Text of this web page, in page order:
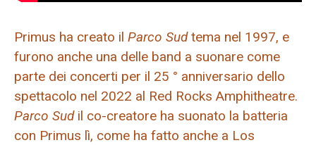
Primus ha creato il Parco Sudtema nel 1997, e
furono anche una delle band a suonare come
parte dei concerti per il 25 ° anniversario dello
spettacolo nel 2022 al Red Rocks Amphitheatre.
Parco Sud il co-creatore ha suonato la batteria
con Primus lì, come ha fatto anche a Los